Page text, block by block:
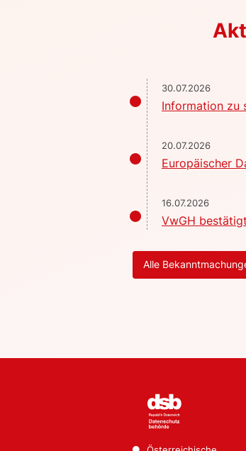
30.07.2026
Information zu
20.07.2026
Europäischer
16.07.2026
VwGH
Alle